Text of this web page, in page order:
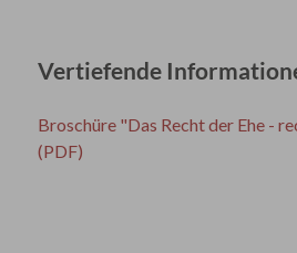
Vertiefende
Broschüre "Das Recht der Ehe -
(PDF)